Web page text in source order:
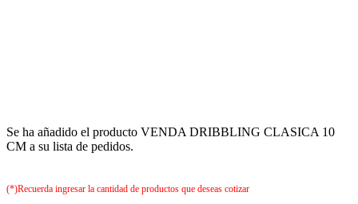
Se ha añadido el producto VENDA DRIBBLING CLASICA 10
CM a su lista de pedidos.
(*)Recuerda ingresar la cantidad de productos que deseas cotizar